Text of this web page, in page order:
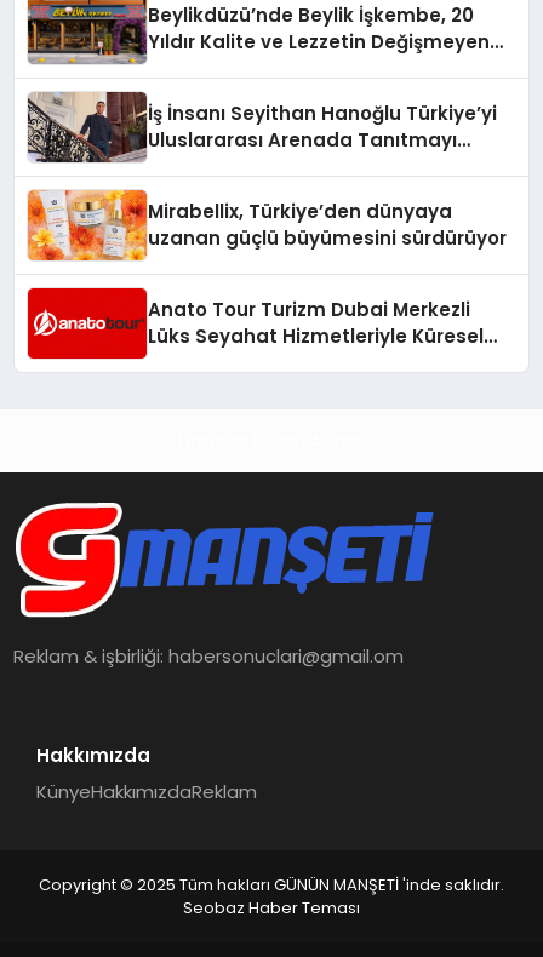
Beylikdüzü’nde Beylik İşkembe, 20
Yıldır Kalite ve Lezzetin Değişmeyen
İş İnsanı Seyithan Hanoğlu Türkiye’yi
Uluslararası Arenada Tanıtmayı
Mirabellix, Türkiye’den dünyaya
uzanan güçlü büyümesini sürdürüyor
Anato Tour Turizm Dubai Merkezli
Lüks Seyahat Hizmetleriyle Küresel
Reklam & işbirliği:habersonuclari@gmail.om
Hakkımızda
KünyeHakkımızdaReklam
Copyright © 2025 Tüm hakları GÜNÜN MANŞETİ 'inde saklıdır.
Seobaz Haber Teması